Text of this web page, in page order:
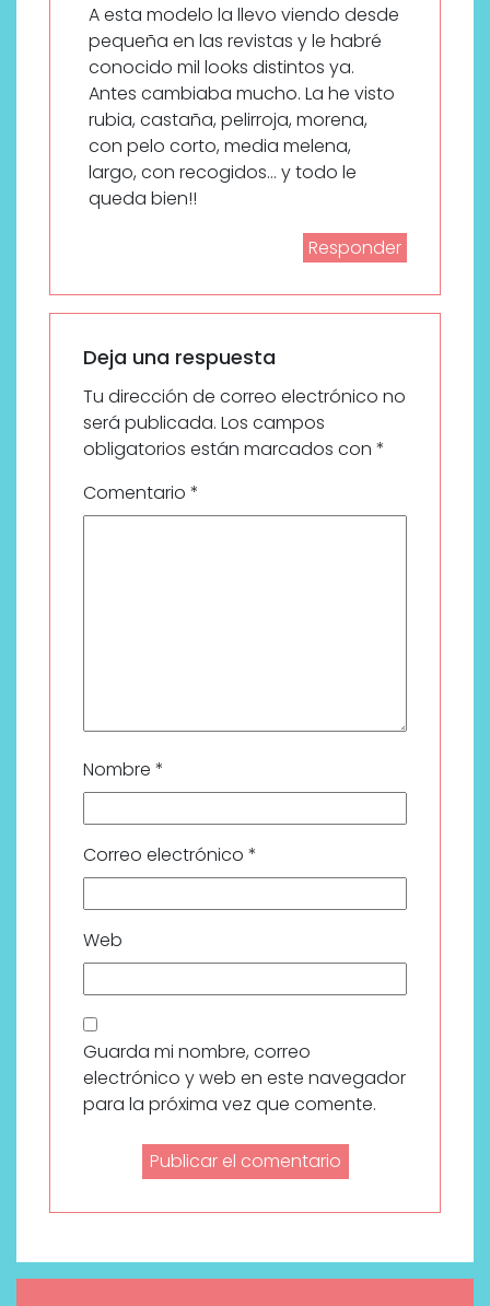
A esta modelo la llevo viendo desde
pequeña en las revistas y le habré
conocido mil looks distintos ya.
Antes cambiaba mucho. La he visto
rubia, castaña, pelirroja, morena,
con pelo corto, media melena,
largo, con recogidos… y todo le
queda bien!!
Responder
Deja una respuesta
Tu dirección de correo electrónico no
será publicada. Los campos
obligatorios están marcados con *
Comentario *
Nombre *
Correo electrónico *
Web
Guarda mi nombre, correo
electrónico y web en este navegador
para la próxima vez que comente.